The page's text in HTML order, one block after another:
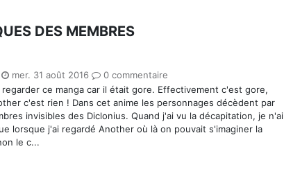
DES MEMBRES
mer. 31 août 2016
0 commentaire
ce manga car il était gore. Effectivement c'est gore,
c'est rien ! Dans cet anime les personnages décèdent par
invisibles des Diclonius. Quand j'ai vu la décapitation, je n'ai
lorsque j'ai regardé Another où là on pouvait s'imaginer la
le c...